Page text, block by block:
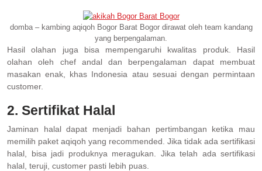
domba – kambing aqiqoh Bogor Barat Bogor dirawat oleh team kandang
yang berpengalaman.
Hasil olahan juga bisa mempengaruhi kwalitas produk. Hasil
olahan oleh chef andal dan berpengalaman dapat membuat
masakan enak, khas Indonesia atau sesuai dengan permintaan
customer.
2. Sertifikat Halal
Jaminan halal dapat menjadi bahan pertimbangan ketika mau
memilih paket aqiqoh yang recommended. Jika tidak ada sertifikasi
halal, bisa jadi produknya meragukan. Jika telah ada sertifikasi
halal, teruji, customer pasti lebih puas.